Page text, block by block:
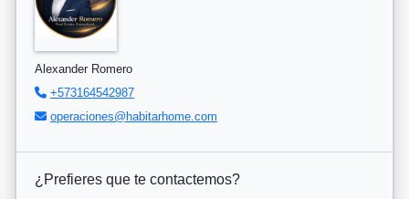
Alexander Romero
+573164542987
operaciones@habitarhome.com
¿Prefieres que te contactemos?